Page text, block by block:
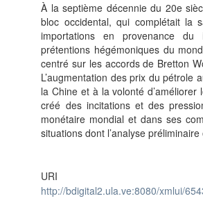
À la septième décennie du 20e
bloc occidental, qui complétait la
importations en provenance
prétentions hégémoniques du
centré sur les accords de Bretton
L’augmentation des prix du pétrole
la Chine et à la volonté
créé des incitations et des
monétaire mondial et dans ses
situations dont l’analyse
URI
http://bdigital2.ula.ve:8080/xmlui/